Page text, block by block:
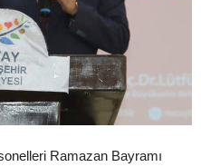
Ramazan Bayramı